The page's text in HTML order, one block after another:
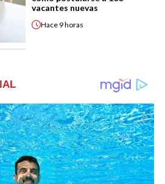
vacantes nuevas
Hace 9 horas